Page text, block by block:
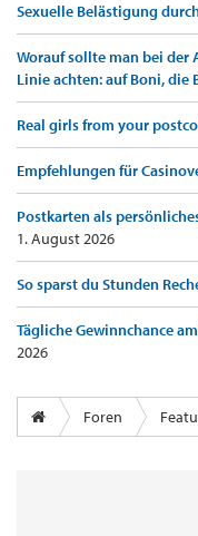
Sexuelle Belästigung
Worauf sollte man bei der
Linie achten: auf Boni, die
Real girls from your
Empfehlungen für
Postkarten als
1. August 2026
So sparst du Stunden
Tägliche Gewinnchance
2026
Foren